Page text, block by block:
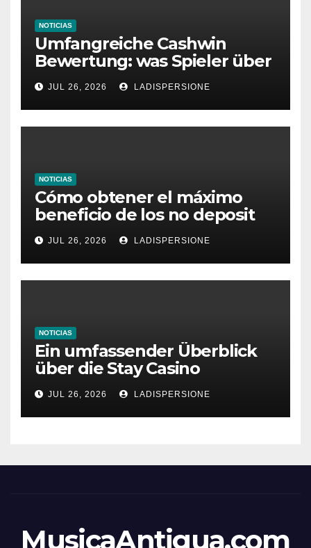
NOTICIAS
Umfangreiche Cashwin
Bewertung: was Spieler über
dieses Casino denken
JUL 26, 2026 LADISPERSIONE
NOTICIAS
Cómo obtener el máximo
beneficio de los no deposit
bonus codes de roby casino
JUL 26, 2026 LADISPERSIONE
NOTICIAS
Ein umfassender Überblick
über die Stay Casino
Bonusbedingungen
JUL 26, 2026 LADISPERSIONE
MusicaAntigua.com